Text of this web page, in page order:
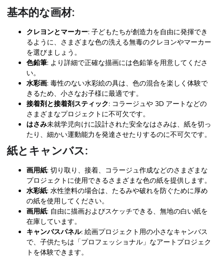
基本的な画材:
クレヨンとマーカー: 子どもたちが創造力を自由に発揮でき
るように、さまざまな色の洗える無毒のクレヨンやマーカー
を選びましょう。
色鉛筆: より詳細で正確な描画には色鉛筆を用意してくださ
い。
水彩画: 毒性のない水彩絵の具は、色の混合を楽しく体験で
きるため、小さなお子様に最適です。
接着剤と接着剤スティック: コラージュや 3D アートなどの
さまざまなプロジェクトに不可欠です。
はさみ未就学児向けに設計された安全なはさみは、紙を切っ
たり、細かい運動能力を発達させたりするのに不可欠です。
紙とキャンバス:
画用紙: 切り取り、接着、コラージュ作成などのさまざまな
プロジェクトに使用できるさまざまな色の紙を提供します。
水彩紙: 水性塗料の場合は、たるみや破れを防ぐために厚め
の紙を使用してください。
画用紙: 自由に描画およびスケッチできる、無地の白い紙を
在庫しています。
キャンバスパネル: 絵画プロジェクト用の小さなキャンバス
で、子供たちは「プロフェッショナル」なアートプロジェク
トを体験できます。